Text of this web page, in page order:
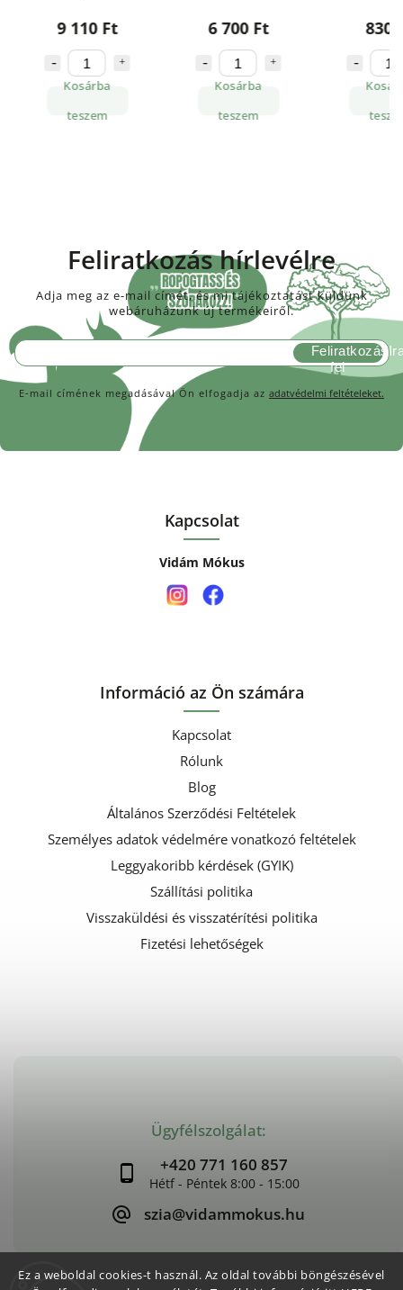
Ez a weboldal cookies-t használ. Az oldal további böngészésével
9 110 Ft
Kosárba
teszem
6 700 Ft
Kosárba
teszem
830
Ügyfélszolgálat:
+420 771 160 857
szia@vidammokus.hu
Kapcsolat
Vidám Mókus
Információ az Ön számára
Kapcsolat
Rólunk
Blog
Általános Szerződési Feltételek
Személyes adatok védelmére vonatkozó feltételek
Leggyakoribb kérdések (GYIK)
Szállítási politika
Visszaküldési és visszatérítési politika
Fizetési lehetőségek
Feliratkozás hírlevélre
Adja meg az e-mail címét, és mi tájékoztatást küldünk
webáruházunk új termékeiről.
E-mail címének megadásával Ön elfogadja az adatvédelmi feltételeket.
Feliratkozás